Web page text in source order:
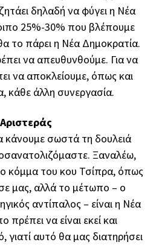
δηλαδή να φύγει η Νέα
25%-30% που βλέπουμε
το πάρει η Νέα Δημοκρατία.
να απευθυνθούμε. Για να
να αποκλείουμε, όπως και
κάθε άλλη συνεργασία.
κάνουμε σωστά τη δουλειά
Ξαναλέω,
κόμμα του κου Τσίπρα, όπως
μας, αλλά το μέτωπο – ο
αντίπαλος – είναι η Νέα
να είναι εκεί και
γιατί αυτό θα μας διατηρήσει